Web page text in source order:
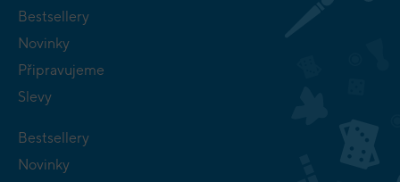
Bestsellery
Novinky
Připravujeme
Slevy
Bestsellery
Novinky